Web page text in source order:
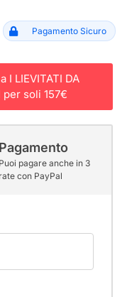
Pagamento Sicuro
LIEVITATI DA
per soli 157€
Pagamento
Puoi pagare anche in 3
rate con PayPal